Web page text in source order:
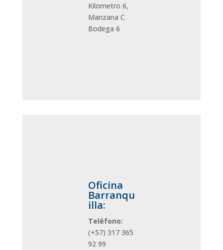
Kilometro 6,
Manzana C
Bodega 6
Oficina
Barranqu
illa:
Teléfono:
(+57) 317 365
92 99